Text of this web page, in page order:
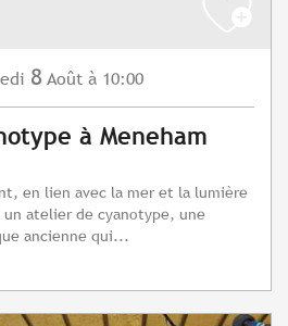
8 Août à 10:00
à Meneham
en lien avec la mer et la lumière
un atelier de cyanotype, une
ancienne qui...